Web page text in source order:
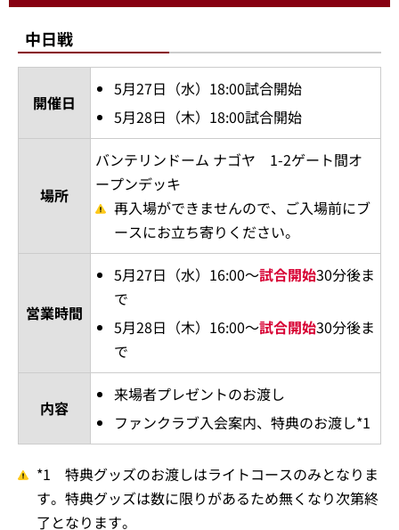
中日戦
開催日
5月27日（水）18:00試合開始
5月28日（木）18:00試合開始
場所
バンテリンドーム ナゴヤ 1-2ゲート間オ
ープンデッキ
再入場ができませんので、ご入場前にブ
ースにお立ち寄りください。
営業時間
5月27日（水）16:00～試合開始30分後ま
で
5月28日（木）16:00～試合開始30分後ま
で
内容
来場者プレゼントのお渡し
ファンクラブ入会案内、特典のお渡し*1
*1 特典グッズのお渡しはライトコースのみとなりま
す。特典グッズは数に限りがあるため無くなり次第終
了となります。